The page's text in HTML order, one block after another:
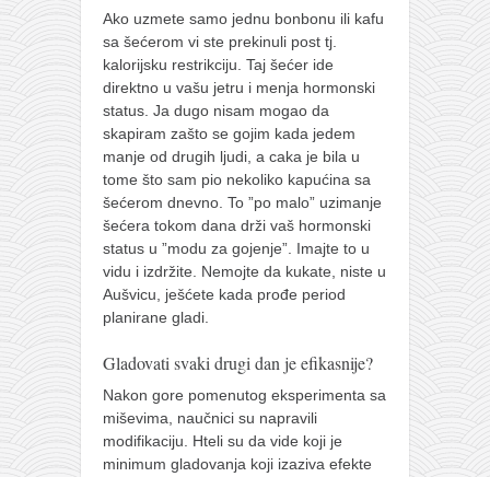
Ako uzmete samo jednu bonbonu ili kafu
sa šećerom vi ste prekinuli post tj.
kalorijsku restrikciju. Taj šećer ide
direktno u vašu jetru i menja hormonski
status. Ja dugo nisam mogao da
skapiram zašto se gojim kada jedem
manje od drugih ljudi, a caka je bila u
tome što sam pio nekoliko kapućina sa
šećerom dnevno. To ”po malo” uzimanje
šećera tokom dana drži vaš hormonski
status u ”modu za gojenje”. Imajte to u
vidu i izdržite. Nemojte da kukate, niste u
Aušvicu, ješćete kada prođe period
planirane gladi.
Gladovati svaki drugi dan je efikasnije?
Nakon gore pomenutog eksperimenta sa
miševima, naučnici su napravili
modifikaciju. Hteli su da vide koji je
minimum gladovanja koji izaziva efekte